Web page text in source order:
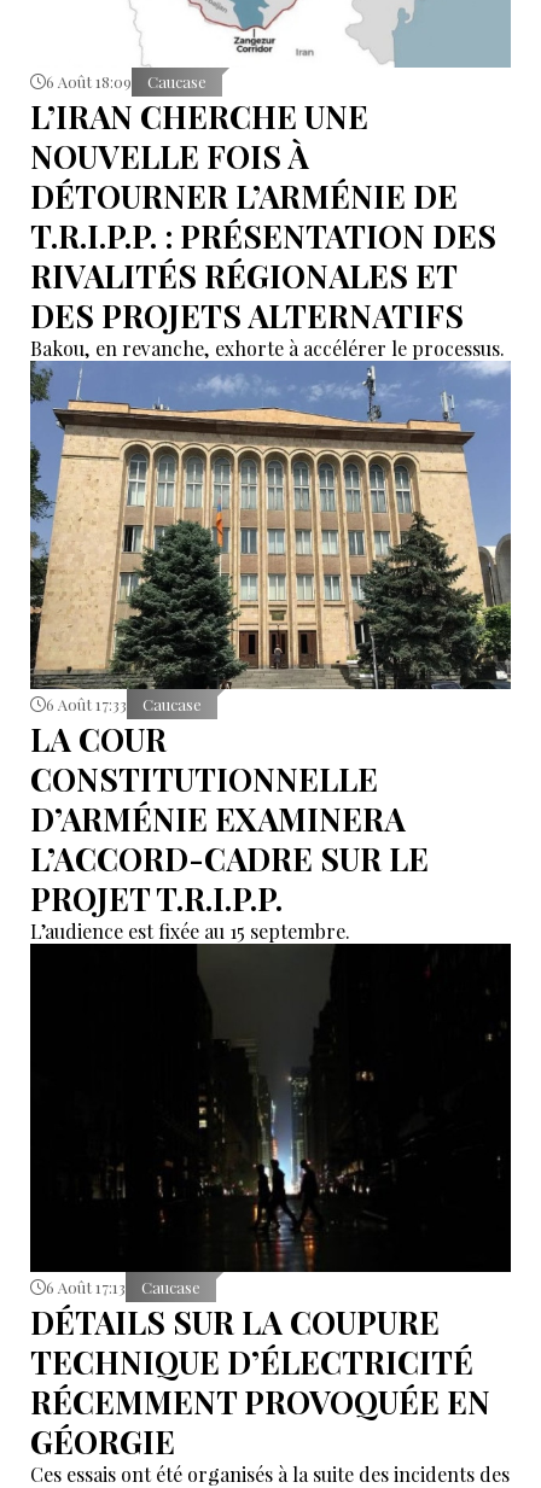
6 Août 18:09 Caucase
L’IRAN CHERCHE UNE
NOUVELLE FOIS À
DÉTOURNER L’ARMÉNIE DE
T.R.I.P.P. : PRÉSENTATION DES
RIVALITÉS RÉGIONALES ET
DES PROJETS ALTERNATIFS
Bakou, en revanche, exhorte à accélérer le processus.
6 Août 17:33 Caucase
LA COUR
CONSTITUTIONNELLE
D’ARMÉNIE EXAMINERA
L’ACCORD-CADRE SUR LE
PROJET T.R.I.P.P.
L’audience est fixée au 15 septembre.
6 Août 17:13 Caucase
DÉTAILS SUR LA COUPURE
TECHNIQUE D’ÉLECTRICITÉ
RÉCEMMENT PROVOQUÉE EN
GÉORGIE
Ces essais ont été organisés à la suite des incidents des